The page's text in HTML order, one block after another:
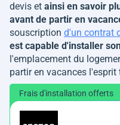
devis et ainsi en savoir
avant de partir en
souscription d'un contrat
est capable d'installer
l'emplacement du
partir en vacances l'esprit
Frais d'installation offerts